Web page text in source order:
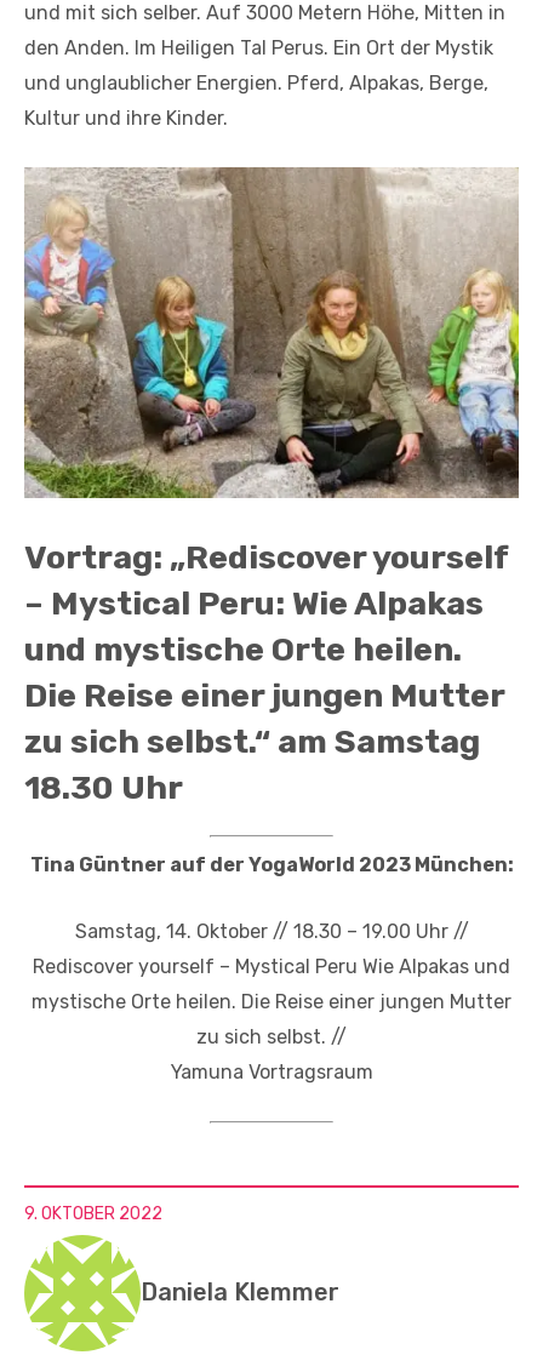
und mit sich selber. Auf 3000 Metern Höhe, Mitten in
den Anden. Im Heiligen Tal Perus. Ein Ort der Mystik
und unglaublicher Energien. Pferd, Alpakas, Berge,
Kultur und ihre Kinder.
Vortrag: „Rediscover yourself
– Mystical Peru: Wie Alpakas
und mystische Orte heilen.
Die Reise einer jungen Mutter
zu sich selbst.“ am Samstag
18.30 Uhr
Tina Güntner auf der YogaWorld 2023 München:
Samstag, 14. Oktober // 18.30 – 19.00 Uhr //
Rediscover yourself – Mystical Peru Wie Alpakas und
mystische Orte heilen. Die Reise einer jungen Mutter
zu sich selbst. //
Yamuna Vortragsraum
9. OKTOBER 2022
Daniela Klemmer